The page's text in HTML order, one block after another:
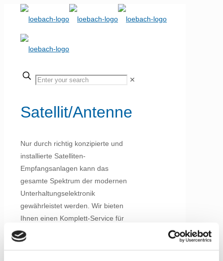
✕
Satellit/Antenne
Nur durch richtig konzipierte und
installierte Satelliten-
Empfangsanlagen kann das
gesamte Spektrum der modernen
Unterhaltungselektronik
gewährleistet werden. Wir bieten
Ihnen einen Komplett-Service für
Neu- und Bestandsanlagen vom
Ausrichten des SAT-Spiegels bis